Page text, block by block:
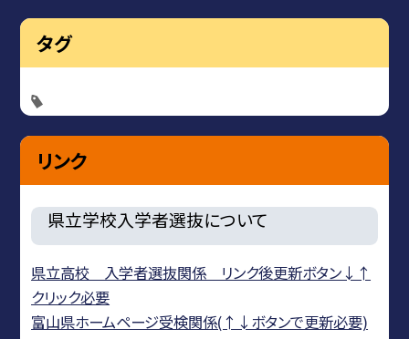
タグ
リンク
県立学校入学者選抜について
県立高校 入学者選抜関係 リンク後更新ボタン↓↑
クリック必要
富山県ホームページ受検関係(↑↓ボタンで更新必要)